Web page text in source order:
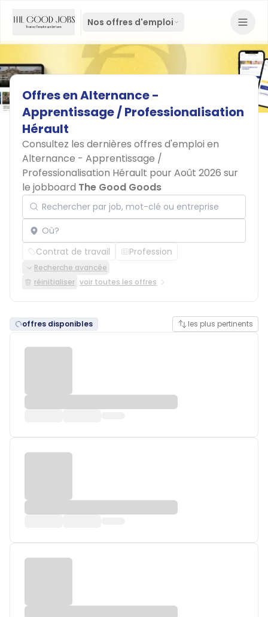
Nos offres d'emploi
OffresenAlternance-
Apprentissage/Professionalisation
Hérault
Consultez les dernières offres d'emploi en
Alternance - Apprentissage /
Professionalisation Hérault pour Août 2026 sur
le jobboard The Good Goods
Rechercher par job, mot-clé ou entreprise
Localisation
Contrat de travail Profession
Recherche avancée
réinitialiser voir toutes les offres
offres disponibles les plus pertinents